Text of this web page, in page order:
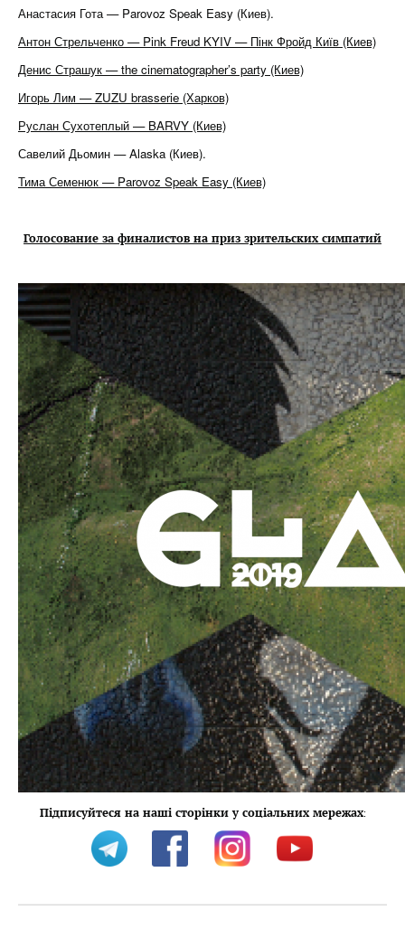
Анастасия Гота — Parovoz Speak Easy (Киев).
Антон Стрельченко — Pink Freud KYIV — Пінк Фройд Київ (Киев)
Денис Страшук — the cinematographer’s party (Киев)
Игорь Лим — ZUZU brasserie (Харков)
Руслан Сухотеплый — BARVY (Киев)
Савелий Дьомин — Alaska (Киев).
Тима Семенюк — Parovoz Speak Easy (Киев)
Голосование за финалистов на приз зрительских симпатий
Підписуйтеся на наші сторінки у соціальних мережах: